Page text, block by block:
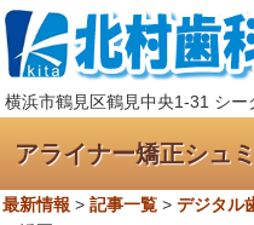
横浜市鶴見区鶴見中央1-31 シー
アライナー矯正シュ
最新情報 > 記事一覧 > デジタル